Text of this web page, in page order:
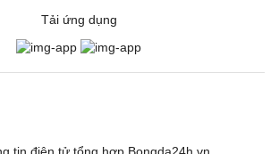
Tải ứng dụng
tin điện tử tổng hợp Bongda24h.vn